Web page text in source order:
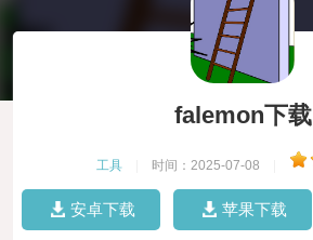
falemon下载
工具 时间：2025-07-08
安卓下载 苹果下载